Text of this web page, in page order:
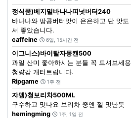
정식품)베지밀바나나피넛버터240
바나나와 땅콩버터맛이 은은하고 단 맛
서 좋았습니다.
caffeine
6일, 15시간 전
이그니스)바이탈자몽캔500
과일 산미 좋아하시는 분들 꼭 드셔보세
청량감 개터트립니다.
Ripgame
1주 전
쟈뎅)청보리차500ML
구수하고 맛나요 보리차 중엔 젤 맛난듯
hemingming
1주, 1일 전